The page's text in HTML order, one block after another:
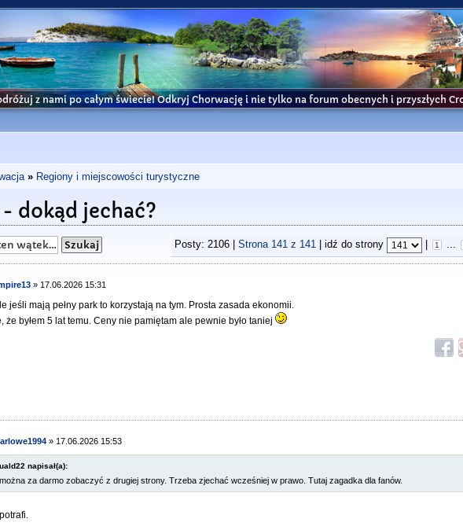
z nami po całym świecie! Odkryj Chorwację i nie tylko na forum obecnych i przyszłych
» Regiony i miejscowości turystyczne
dokąd jechać?
Posty: 2106 | Strona 141z 141| idź do strony 1 ...
» 17.06.2026 15:31
jeśli mają pełny park to korzystają na tym. Prosta zasada ekonomii.
że byłem 5 lat temu. Ceny nie pamiętam ale pewnie było taniej
» 17.06.2026 15:53
napisał(a):
za darmo zobaczyć z drugiej strony. Trzeba zjechać wcześniej w prawo. Tutaj zagadka dla fanów.